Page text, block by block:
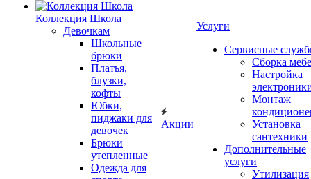
Коллекция Школа
Девочкам
Школьные
брюки
Платья,
блузки,
кофты
Юбки,
пиджаки для
девочек
Брюки
утепленные
Одежда для
Акции
Услуги
Сервисные
Сборка
Настройка
Монтаж
Установка
сантехники
Дополнительные
услуги
Утилизация